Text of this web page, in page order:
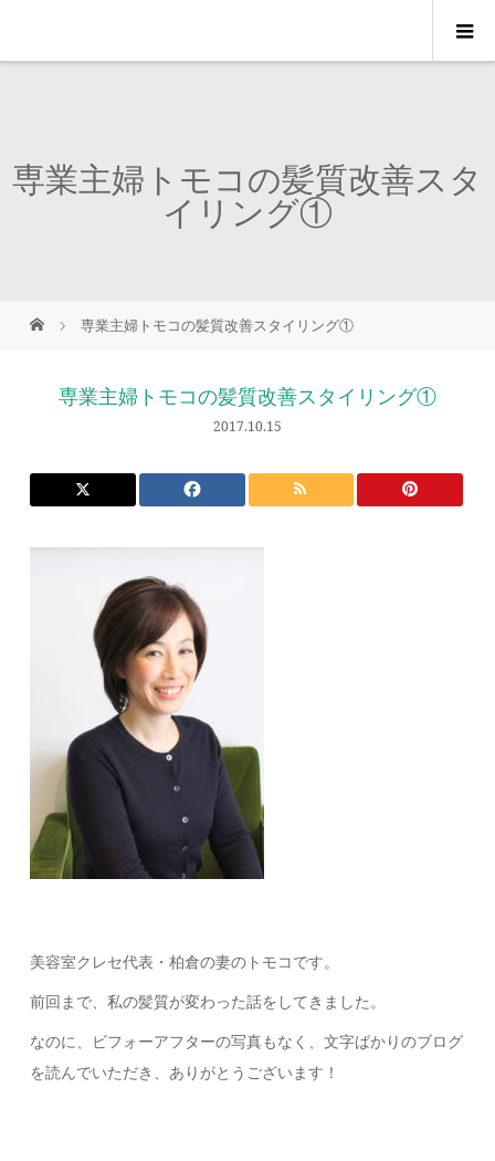
専業主婦トモコの髪質改善スタ
イリング①
専業主婦トモコの髪質改善スタイリング①
専業主婦トモコの髪質改善スタイリング①
2017.10.15
美容室クレセ代表・柏倉の妻のトモコです。
前回まで、私の髪質が変わった話をしてきました。
なのに、ビフォーアフターの写真もなく、文字ばかりのブログ
を読んでいただき、ありがとうございます！